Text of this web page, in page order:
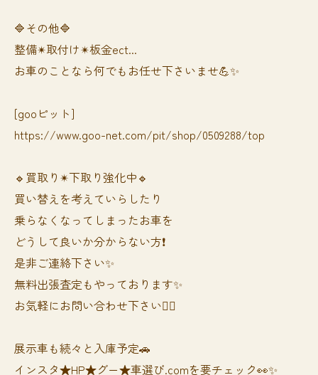
🔷その他🔷
整備✴︎取付け✴︎板金ect...
お車のことなら何でもお任せ下さいませ💪✨
[gooピット]
https://www.goo-net.com/pit/shop/0509288/top
🔹買取り✴︎下取り強化中🔹
買い替えを考えていらしたり
乗らなくなってしまったお車を
どうして良いか分からない方❗️
是非ご連絡下さい✨
無料出張査定もやっております✨
お気軽にお問い合わせ下さい🙆‍♀️
展示車も続々と入庫予定🚗
インスタ★HP★グー★車選び.comを要チェック👀✨